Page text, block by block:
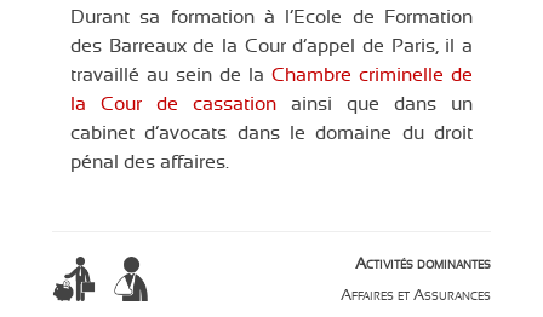
Durant sa formation à l’Ecole de Formation
des Barreaux de la Cour d’appel de Paris, il a
travaillé au sein de la Chambre criminelle de
la Cour de cassation ainsi que dans un
cabinet d’avocats dans le domaine du droit
pénal des affaires.
Activités dominantes
Affaires et Assurances